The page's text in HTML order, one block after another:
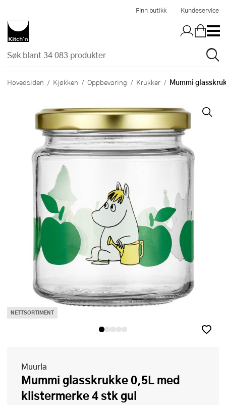
Finn butikk Kundeservice
Hovedsiden Kjøkken Oppbevaring Krukker Mummi
NETTSORTIMENT
Muurla
Mummi glasskrukke 0,5L med
klistermerke 4 stk gul